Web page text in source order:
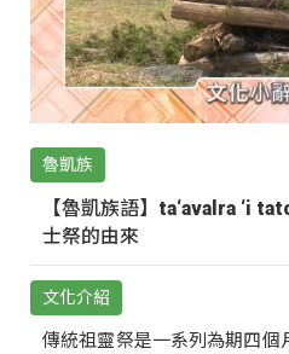
魯凱族
【魯凱族語】ta‘avalra ‘i
士祭的由來
文化介紹
傳統祖靈祭是一系列為期四個